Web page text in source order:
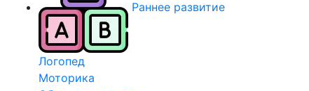
Раннее развитие
Логопед
Моторика